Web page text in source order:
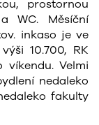
prostornou
WC. Měsíční
inkaso je ve
10.700, RK
víkendu. Velmi
nedaleko
fakulty